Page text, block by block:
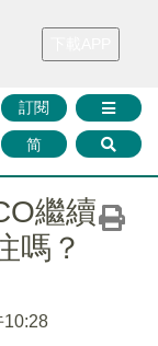
財華證券 媒體矩陣
訂閱
简
繼續
嗎？
10:28